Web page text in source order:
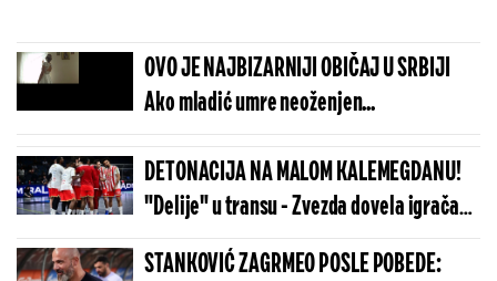
OVO JE NAJBIZARNIJI OBIČAJ U SRBIJI
Ako mladić umre neoženjen...
DETONACIJA NA MALOM KALEMEGDANU!
"Delije" u transu - Zvezda dovela igrača
Real Madrida!
STANKOVIĆ ZAGRMEO POSLE POBEDE: